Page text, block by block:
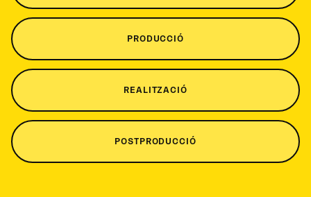
PRODUCCIÓ
REALITZACIÓ
POSTPRODUCCIÓ